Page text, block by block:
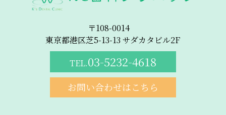
〒108-0014
東京都港区芝5-13-13 サダカタビル2F
TEL.03-5232-4618
お問い合わせはこちら